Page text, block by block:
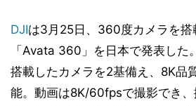
DJIは3月25日、360度カメラを搭
「Avata 360」を日本で発表した
搭載したカメラを2基備え、8K品
能。動画は8K/60fpsで撮影でき